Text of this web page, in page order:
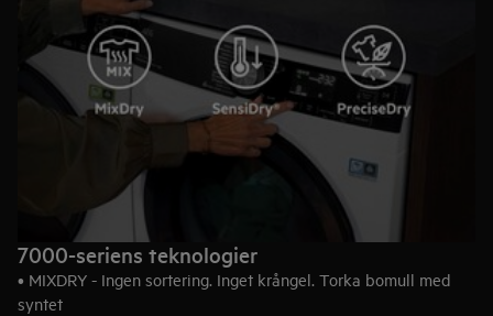
7000-seriens teknologier
• MIXDRY - Ingen sortering. Inget krångel. Torka bomull med
syntet